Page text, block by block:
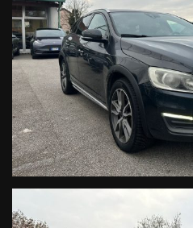
Trasparenza:
• Si precisa che le informazioni
online e nel proprio sito web
affinché siano il più complete e
contenere errori e omissioni. Si
per eventuali involontarie
rappresentano un impegno